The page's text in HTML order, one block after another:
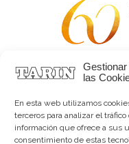
las
En esta web utilizamos
terceros para analizar el
información que ofrece a sus
consentimiento de estas
Alta